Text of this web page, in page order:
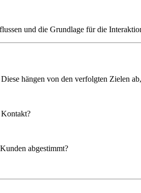
und die Grundlage für die
hängen von den verfolgten Zielen
abgestimmt?